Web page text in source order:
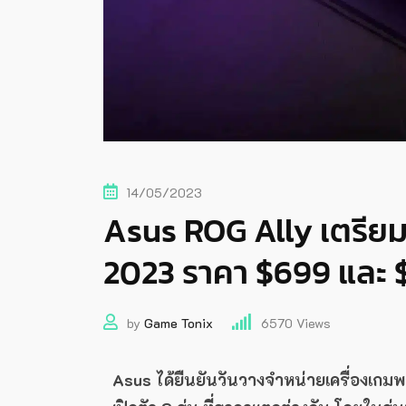
14/05/2023
Asus ROG Ally เตรี
2023 ราคา $699 และ
by Game Tonix 6570 Views
Asus ได้ยืนยันวันวางจำหน่ายเครื่องเก